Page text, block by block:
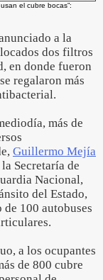
el cubre bocas”:
a la
dos filtros
en donde fueron
regalaron más
más de
Guillermo Mejía
Secretaría de
Nacional,
del Estado,
100 autobuses
a los ocupantes
de 800 cubre